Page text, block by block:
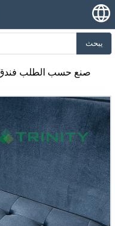
يبحث
صنع حسب الطلب فندق